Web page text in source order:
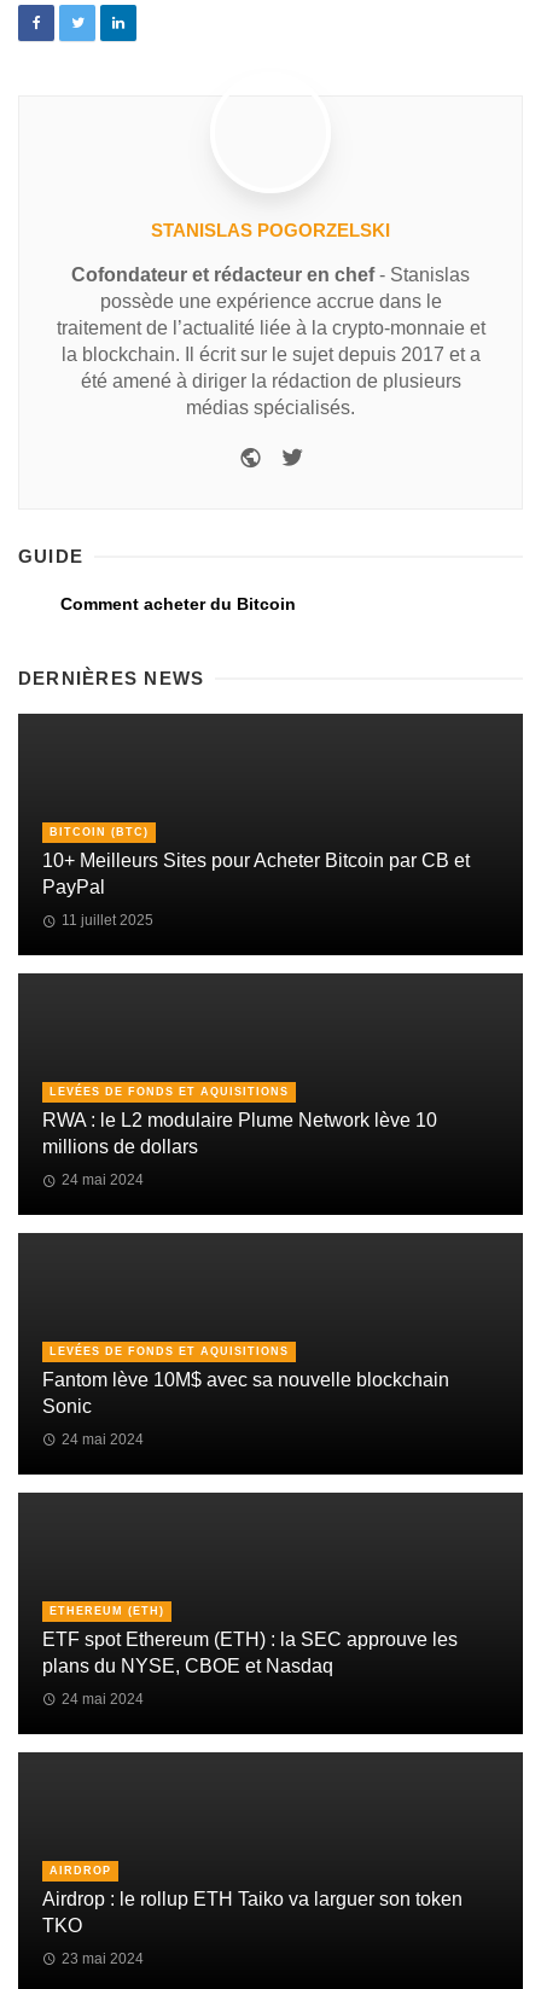
STANISLAS POGORZELSKI
Cofondateur et rédacteur en chef- Stanislas
possède une expérience accrue dans le
traitement de l’actualité liée à la crypto-monnaie et
la blockchain. Il écrit sur le sujet depuis 2017 et a
été amené à diriger la rédaction de plusieurs
médias spécialisés.
GUIDE
Comment acheter du Bitcoin
DERNIÈRES NEWS
BITCOIN (BTC)
10+ Meilleurs Sites pour Acheter Bitcoin par CB et
PayPal
11 juillet 2025
LEVÉES DE FONDS ET AQUISITIONS
RWA : le L2 modulaire Plume Network lève 10
millions de dollars
24 mai 2024
LEVÉES DE FONDS ET AQUISITIONS
Fantom lève 10M$ avec sa nouvelle blockchain
Sonic
24 mai 2024
ETHEREUM (ETH)
ETF spot Ethereum (ETH) : la SEC approuve les
plans du NYSE, CBOE et Nasdaq
24 mai 2024
AIRDROP
Airdrop : le rollup ETH Taiko va larguer son token
TKO
23 mai 2024